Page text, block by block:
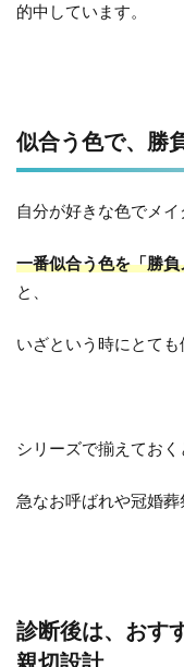
的中しています。
似合う色で、勝
自分が好きな色でメ
一番似合う色を「勝
と、
いざという時にとても
シリーズで揃えておく
急なお呼ばれや冠婚葬
診断後は、おす
親切設計